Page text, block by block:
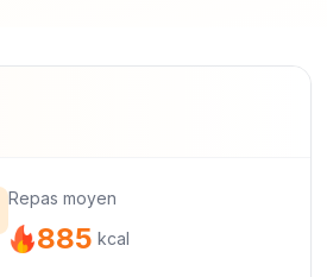
Repas moyen
885 kcal